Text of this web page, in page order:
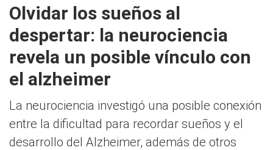
Olvidar los sueños al
despertar: la neurociencia
revela un posible vínculo con
el alzheimer
La neurociencia investigó una posible conexión
entre la dificultad para recordar sueños y el
desarrollo del Alzheimer, además de otros